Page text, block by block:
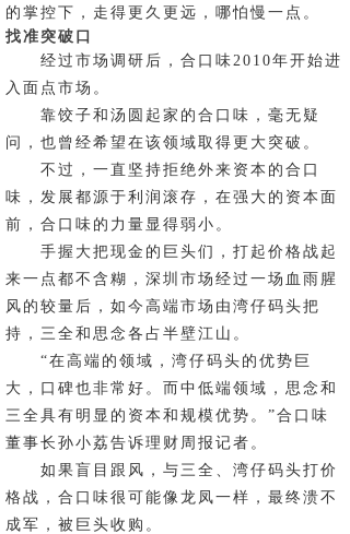
的掌控下，走得更久更远，哪怕慢一点。
找准突破口
经过市场调研后，合口味2010年开始进
入面点市场。
靠饺子和汤圆起家的合口味，毫无疑
问，也曾经希望在该领域取得更大突破。
不过，一直坚持拒绝外来资本的合口
味，发展都源于利润滚存，在强大的资本面
前，合口味的力量显得弱小。
手握大把现金的巨头们，打起价格战起
来一点都不含糊，深圳市场经过一场血雨腥
风的较量后，如今高端市场由湾仔码头把
持，三全和思念各占半壁江山。
“在高端的领域，湾仔码头的优势巨
大，口碑也非常好。而中低端领域，思念和
三全具有明显的资本和规模优势。”合口味
董事长孙小荔告诉理财周报记者。
如果盲目跟风，与三全、湾仔码头打价
格战，合口味很可能像龙凤一样，最终溃不
成军，被巨头收购。